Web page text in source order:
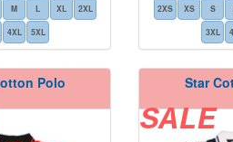
M L XL
2XL
4XL 5XL
2XS XS S
3XL
Polo Star
SALE